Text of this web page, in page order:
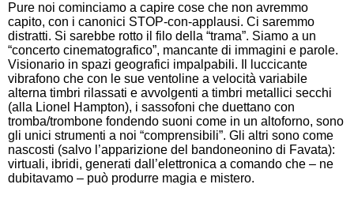
Pure noi cominciamo a capire cose che non avremmo
capito, con i canonici STOP-con-applausi. Ci saremmo
distratti. Si sarebbe rotto il filo della “trama”. Siamo a un
“concerto cinematografico”, mancante di immagini e parole.
Visionario in spazi geografici impalpabili. Il luccicante
vibrafono che con le sue ventoline a velocità variabile
alterna timbri rilassati e avvolgenti a timbri metallici secchi
(alla Lionel Hampton), i sassofoni che duettano con
tromba/trombone fondendo suoni come in un altoforno, sono
gli unici strumenti a noi “comprensibili”. Gli altri sono come
nascosti (salvo l’apparizione del bandoneonino di Favata):
virtuali, ibridi, generati dall’elettronica a comando che – ne
dubitavamo – può produrre magia e mistero.